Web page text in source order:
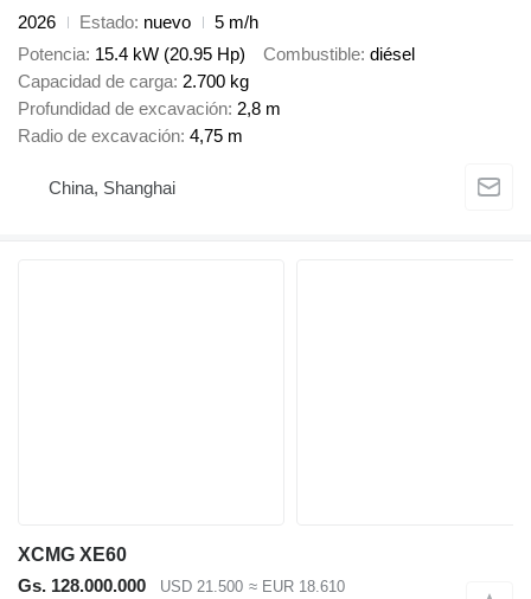
2026
Estado nuevo
5 m/h
Potencia 15.4 kW (20.95 Hp) Combustible diésel
Capacidad de carga 2.700 kg
Profundidad de excavación 2,8 m
Radio de excavación 4,75 m
China, Shanghai
XCMG XE60
Gs. 128.000.000
USD 21.500 ≈ EUR 18.610